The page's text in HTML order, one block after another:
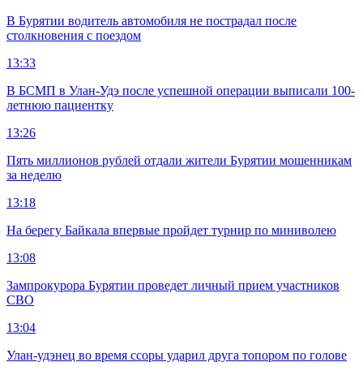
В Бурятии водитель автомобиля не пострадал после
столкновения с поездом
13:33
В БСМП в Улан-Удэ после успешной операции выписали 100-
летнюю пациентку
13:26
Пять миллионов рублей отдали жители Бурятии мошенникам
за неделю
13:18
На берегу Байкала впервые пройдет турнир по миниволею
13:08
Зампрокурора Бурятии проведет личный прием участников
СВО
13:04
Улан-удэнец во время ссоры ударил друга топором по голове